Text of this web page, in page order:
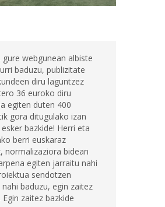
gure webgunean albiste
baduzu, publizitate
diru laguntzez
36 euroko diru
egiten duten 400
gora ditugulako izan
bazkide! Herri eta
berri euskaraz
normalizaziora bidean
egiten jarraitu nahi
sendotzen
baduzu, egin zaitez
Egin zaitez bazkide